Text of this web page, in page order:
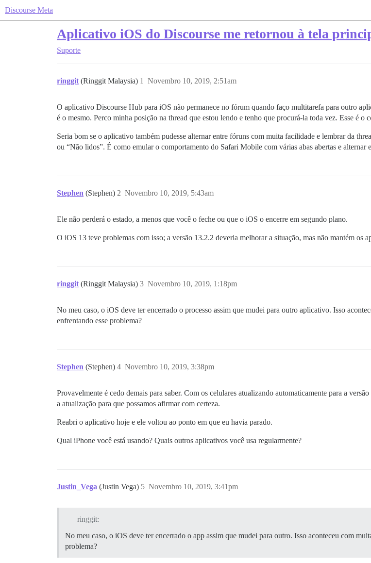
Discourse Meta
Aplicativo iOS do Discourse me retornou à tela
Suporte
ringgit (Ringgit Malaysia) Novembro 10, 2019, 2:51am
1
O aplicativo Discourse Hub para iOS não permanece no fórum quando faço multitarefa para outro
é o mesmo. Perco minha posição na thread que estou lendo e tenho que procurá-la toda vez. Esse é o
Seria bom se o aplicativo também pudesse alternar entre fóruns com muita facilidade e lembrar da
ou “Não lidos”. É como emular o comportamento do Safari Mobile com várias abas abertas e alternar
Stephen (Stephen) Novembro 10, 2019, 5:43am
2
Ele não perderá o estado, a menos que você o feche ou que o iOS o encerre em segundo plano.
O iOS 13 teve problemas com isso; a versão 13.2.2 deveria melhorar a situação, mas não mantém os
ringgit (Ringgit Malaysia) Novembro 10, 2019, 1:18pm
3
No meu caso, o iOS deve ter encerrado o processo assim que mudei para outro aplicativo. Isso
enfrentando esse problema?
Stephen (Stephen) Novembro 10, 2019, 3:38pm
4
Provavelmente é cedo demais para saber. Com os celulares atualizando automaticamente para a
a atualização para que possamos afirmar com certeza.
Reabri o aplicativo hoje e ele voltou ao ponto em que eu havia parado.
Qual iPhone você está usando? Quais outros aplicativos você usa regularmente?
Justin_Vega (Justin Vega) Novembro 10, 2019, 3:41pm
5
ringgit:
No meu caso, o iOS deve ter encerrado o app assim que mudei para outro. Isso aconteceu com
problema?